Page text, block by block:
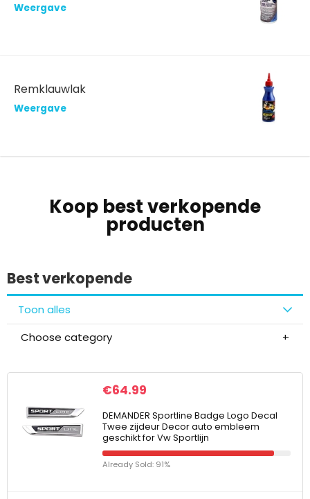
Weergave
Remklauwlak
Weergave
Koop best verkopende
producten
Best verkopende
Toon alles
Choose category
€64.99
DEMANDER Sportline Badge Logo Decal
Twee zijdeur Decor auto embleem
geschikt for Vw Sportlijn
Already Sold: 91%